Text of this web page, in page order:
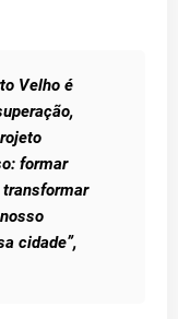
Velho é
formar
cidade”,